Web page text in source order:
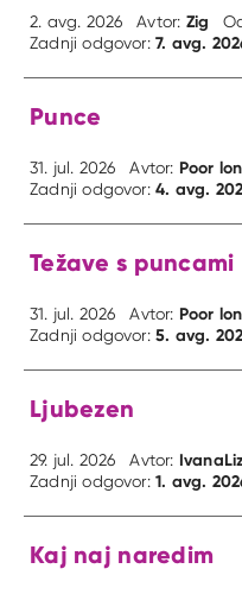
2. avg. 2026 Avtor: Zig
Zadnji odgovor:7. avg.
Punce
31. jul. 2026 Avtor: Poor
Zadnji odgovor:4. avg.
Težave s puncami
31. jul. 2026 Avtor: Poor
Zadnji odgovor:5. avg.
Ljubezen
29. jul. 2026 Avtor:
Zadnji odgovor:1. avg.
Kaj naj naredim